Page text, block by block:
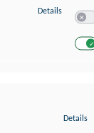
Details zu
Details